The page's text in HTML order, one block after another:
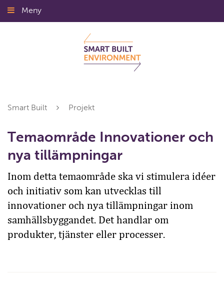
Gå
till
Meny
Smart Built Projekt
Temaområde Innovationer och
nya tillämpningar
Inom detta temaområde ska vi stimulera idéer
och initiativ som kan utvecklas till
innovationer och nya tillämpningar inom
samhällsbyggandet. Det handlar om
produkter, tjänster eller processer.